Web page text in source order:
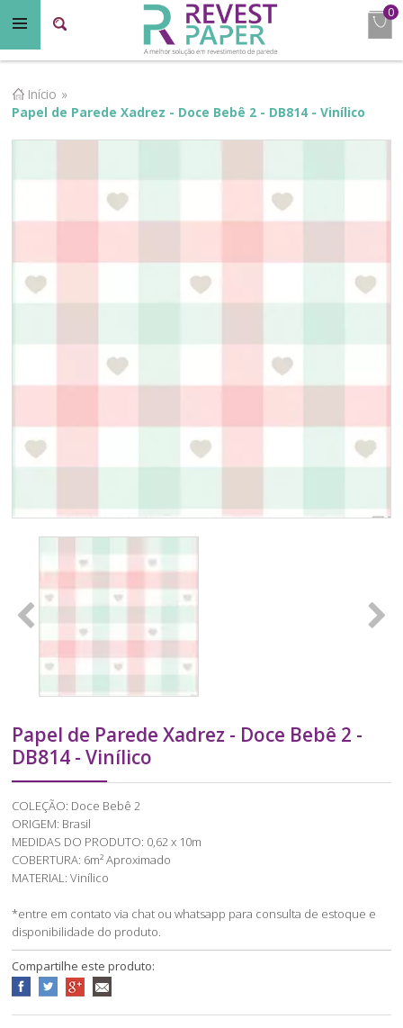
0
Início »
Papel de Parede Xadrez - Doce Bebê 2 - DB814 - Vinílico
Papel de Parede Xadrez - Doce Bebê 2 -
DB814 - Vinílico
COLEÇÃO: Doce Bebê 2
ORIGEM: Brasil
MEDIDAS DO PRODUTO: 0,62 x 10m
COBERTURA: 6m² Aproximado
MATERIAL: Vinílico
*entre em contato via chat ou whatsapp para consulta de estoque e
disponibilidade do produto.
Compartilhe este produto: